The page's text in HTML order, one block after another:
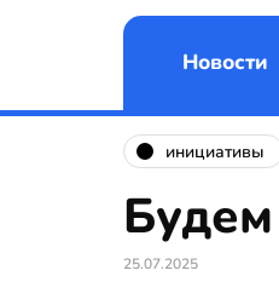
Новости
инициативы
25.07.2025